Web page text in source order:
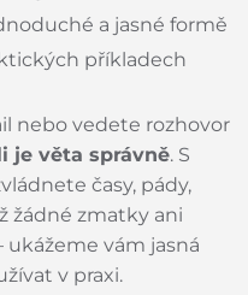
a jasné formě
příkladech
nebo vedete rozhovor
je věta správně. S
časy, pády,
žádné zmatky ani
vám jasná
v praxi.